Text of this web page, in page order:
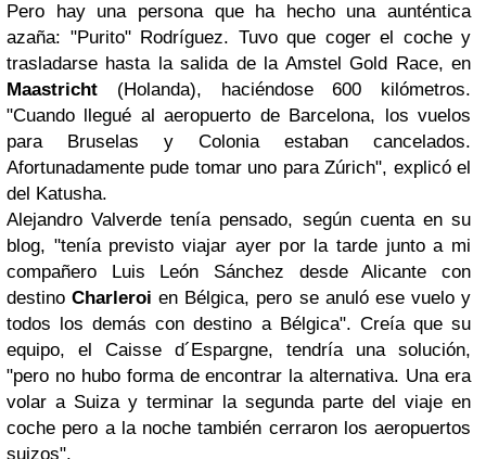
Pero hay una persona que ha hecho una aunténtica
azaña: "Purito" Rodríguez. Tuvo que coger el coche y
trasladarse hasta la salida de la Amstel Gold Race, en
Maastricht (Holanda), haciéndose 600 kilómetros.
"Cuando llegué al aeropuerto de Barcelona, los vuelos
para Bruselas y Colonia estaban cancelados.
Afortunadamente pude tomar uno para Zúrich", explicó el
del Katusha.
Alejandro Valverde tenía pensado, según cuenta en su
blog, "tenía previsto viajar ayer por la tarde junto a mi
compañero Luis León Sánchez desde Alicante con
destinoCharleroi en Bélgica, pero se anuló ese vuelo y
todos los demás con destino a Bélgica". Creía que su
equipo, el Caisse d´Espargne, tendría una solución,
"pero no hubo forma de encontrar la alternativa. Una era
volar a Suiza y terminar la segunda parte del viaje en
coche pero a la noche también cerraron los aeropuertos
suizos".